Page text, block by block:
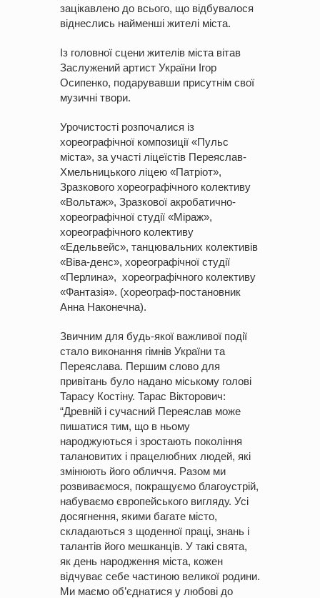
зацікавлено до всього, що відбувалося
віднеслись найменші жителі міста.
Із головної сцени жителів міста вітав
Заслужений артист України Ігор
Осипенко, подарувавши присутнім свої
музичні твори.
Урочистості розпочалися із
хореографічної композиції «Пульс
міста», за участі ліцеїстів Переяслав-
Хмельницького ліцею «Патріот»,
Зразкового хореографічного колективу
«Вольтаж», Зразкової акробатично-
хореографічної студії «Міраж»,
хореографічного колективу
«Едельвейс», танцювальних колективів
«Віва-денс», хореографічної студії
«Перлина», хореографічного колективу
«Фантазія». (хореограф-постановник
Анна Наконечна).
Звичним для будь-якої важливої події
стало виконання гімнів України та
Переяслава. Першим слово для
привітань було надано міському голові
Тарасу Костіну. Тарас Вікторович:
“Древній і сучасний Переяслав може
пишатися тим, що в ньому
народжуються і зростають покоління
талановитих і працелюбних людей, які
змінюють його обличчя. Разом ми
розвиваємося, покращуємо благоустрій,
набуваємо європейського вигляду. Усі
досягнення, якими багате місто,
складаються з щоденної праці, знань і
талантів його мешканців. У такі свята,
як день народження міста, кожен
відчуває себе частиною великої родини.
Ми маємо об’єднатися у любові до